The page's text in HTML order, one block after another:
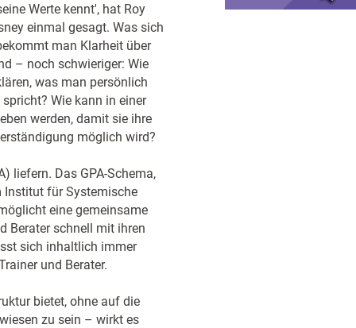
Werte kennt', hat Roy
einmal gesagt. Was sich
man Klarheit über
– noch schwieriger: Wie
was man persönlich
Wie kann in einer
werden, damit sie ihre
möglich wird?
liefern. Das GPA-Schema,
Institut für Systemische
eine gemeinsame
Berater schnell mit ihren
sich inhaltlich immer
und Berater.
bietet, ohne auf die
zu sein – wirkt es